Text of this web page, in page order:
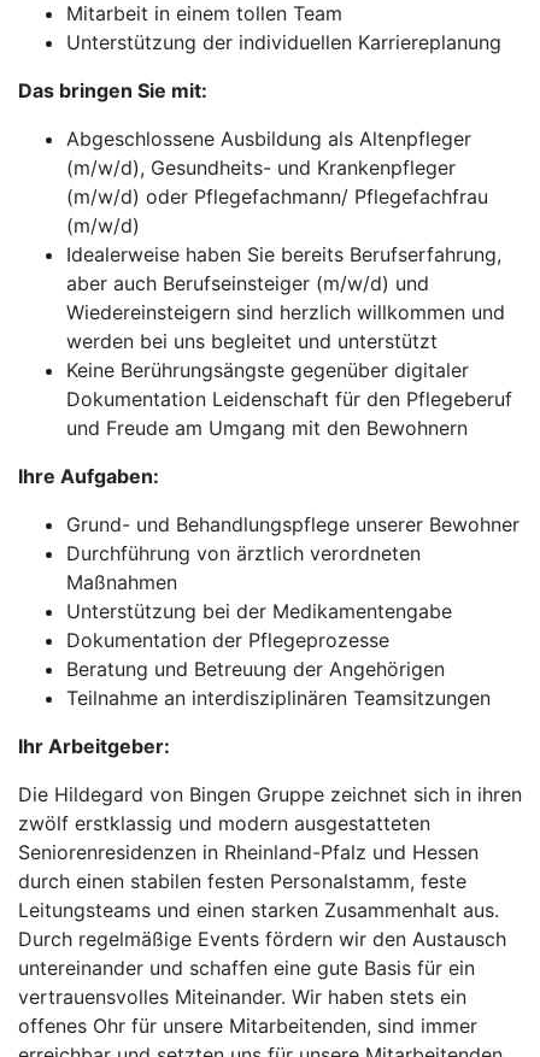
Mitarbeit in einem tollen Team
Unterstützung der individuellen Karriereplanung
Das bringen Sie mit:
Abgeschlossene Ausbildung als Altenpfleger
(m/w/d), Gesundheits- und Krankenpfleger
(m/w/d) oder Pflegefachmann/ Pflegefachfrau
(m/w/d)
Idealerweise haben Sie bereits Berufserfahrung,
aber auch Berufseinsteiger (m/w/d) und
Wiedereinsteigern sind herzlich willkommen und
werden bei uns begleitet und unterstützt
Keine Berührungsängste gegenüber digitaler
Dokumentation Leidenschaft für den Pflegeberuf
und Freude am Umgang mit den Bewohnern
Ihre Aufgaben:
Grund- und Behandlungspflege unserer Bewohner
Durchführung von ärztlich verordneten
Maßnahmen
Unterstützung bei der Medikamentengabe
Dokumentation der Pflegeprozesse
Beratung und Betreuung der Angehörigen
Teilnahme an interdisziplinären Teamsitzungen
Ihr Arbeitgeber:
Die Hildegard von Bingen Gruppe zeichnet sich in ihren
zwölf erstklassig und modern ausgestatteten
Seniorenresidenzen in Rheinland-Pfalz und Hessen
durch einen stabilen festen Personalstamm, feste
Leitungsteams und einen starken Zusammenhalt aus.
Durch regelmäßige Events fördern wir den Austausch
untereinander und schaffen eine gute Basis für ein
vertrauensvolles Miteinander. Wir haben stets ein
offenes Ohr für unsere Mitarbeitenden, sind immer